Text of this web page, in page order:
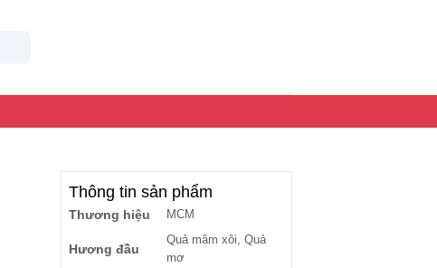
Thông tin sản phẩm
Thương hiệu MCM
Hương đầu
Quả mâm xôi, Quả
mơ